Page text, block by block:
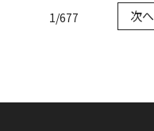
1/677 次へ